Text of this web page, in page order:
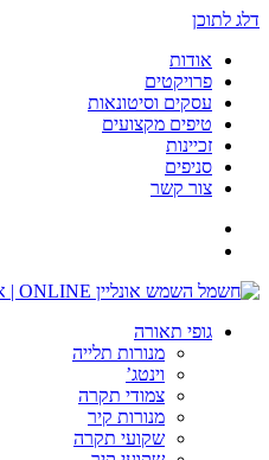
דלג לתוכן
אודות
פרויקטים
עסקים וסיטונאות
טיפים מקצועים
זכיינות
סניפים
צור קשר
גופי תאורה
מנורות תלייה
וינטג’
צמודי תקרה
מנורות קיר
שקועי תקרה